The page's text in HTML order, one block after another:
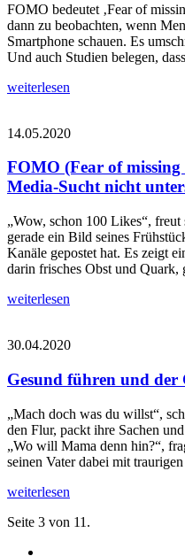
FOMO bedeutet ‚Fear of
dann zu beobachten, wenn
Smartphone schauen. Es
Und auch Studien belegen,
weiterlesen
14.05.2020
FOMO (Fear of
Media-Sucht nicht
„Wow, schon 100 Likes“,
gerade ein Bild seines
Kanäle gepostet hat. Es zeigt
darin frisches Obst und Quark,
weiterlesen
30.04.2020
Gesund führen und der
„Mach doch was du willst“,
den Flur, packt ihre Sachen
„Wo will Mama denn hin?“,
seinen Vater dabei mit
weiterlesen
Seite 3 von 11.